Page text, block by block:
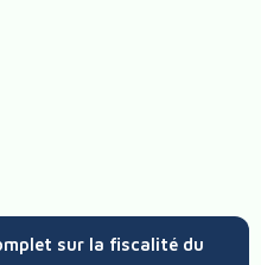
sur la fiscalité du